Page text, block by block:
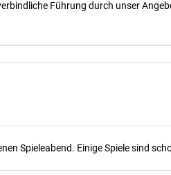
Führung durch unser
Spieleabend. Einige Spiele sind